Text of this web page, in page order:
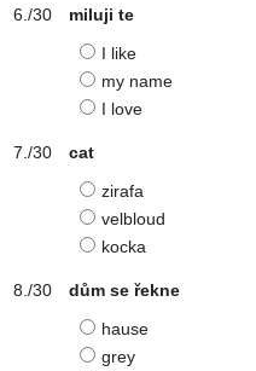
miluji te
I like
my name
I love
cat
zirafa
velbloud
kocka
dům se řekne
hause
grey